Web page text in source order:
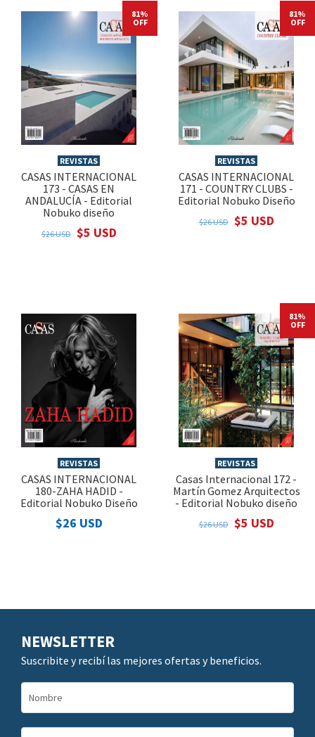
81%
OFF
REVISTAS
CASAS INTERNACIONAL
173 - CASAS EN
ANDALUCÍA - Editorial
Nobuko diseño
$26 USD $5 USD
81%
OFF
REVISTAS
CASAS INTERNACIONAL
171 - COUNTRY CLUBS -
Editorial Nobuko Diseño
$26 USD $5 USD
REVISTAS
CASAS INTERNACIONAL
180-ZAHA HADID -
Editorial Nobuko Diseño
$26 USD
81%
OFF
REVISTAS
Casas Internacional 172 -
Martín Gomez Arquitectos
- Editorial Nobuko diseño
$26 USD $5 USD
NEWSLETTER
Suscribite y recibí las mejores ofertas y beneficios.